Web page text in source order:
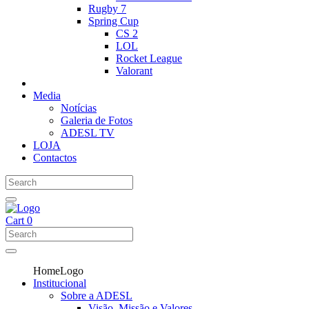
Rugby 7
Spring Cup
CS 2
LOL
Rocket League
Valorant
Media
Notícias
Galeria de Fotos
ADESL TV
LOJA
Contactos
Cart 0
HomeLogo
Institucional
Sobre a ADESL